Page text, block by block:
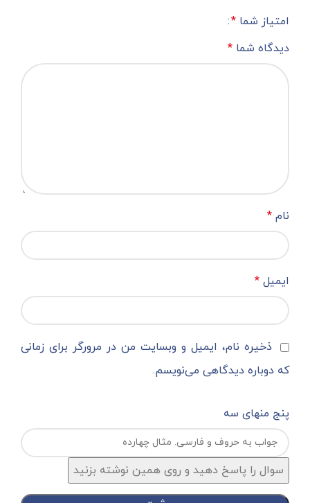
امتیاز شما *
دیدگاه شما *
نام *
ایمیل *
ذخیره نام، ایمیل و وبسایت من در مرورگر برای زمانی
که دوباره دیدگاهی می‌نویسم.
پنج منهای سه
سوال را پاسخ دهید و روی همین نوشته بزنید